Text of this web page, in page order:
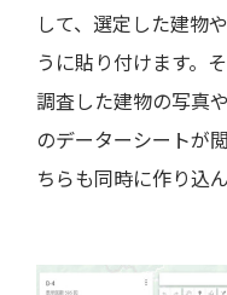
して、選定した建物
うに貼り付けます。
調査した建物の写真
のデーターシートが
ちらも同時に作り込